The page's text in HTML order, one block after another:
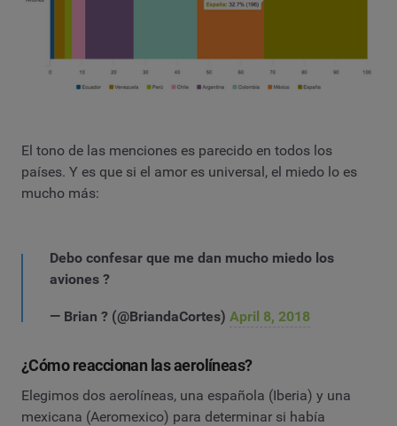
El tono de las menciones es parecido en todos los
países. Y es que si el amor es universal, el miedo lo es
mucho más:
Debo confesar que me dan mucho miedo los
aviones ?
— Brian ? (@BriandaCortes) April 8, 2018
¿Cómo reaccionan las aerolíneas?
Elegimos dos aerolíneas, una española (Iberia) y una
mexicana (Aeromexico) para determinar si había